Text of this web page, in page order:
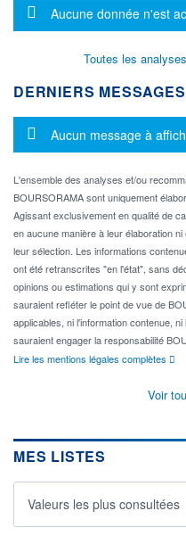
Message
Aucune donnée n'est
Toutes les
DERNIERS
Message
Aucun message à
L'ensemble des analyses et/ou
BOURSORAMA sont uniquement
Agissant exclusivement en qualité de
en aucune manière à leur élaboration
leur sélection. Les informations
ont été retranscrites "en l'état", sans
opinions ou estimations qui y sont
sauraient refléter le point de vue de
applicables, ni l'information contenue,
sauraient engager la responsabilité
Lire les mentions légales complètes
Voir
MES LISTES
Valeurs les plus consultées